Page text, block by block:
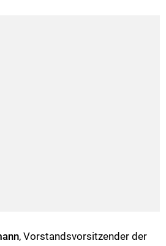
, Vorstandsvorsitzender der